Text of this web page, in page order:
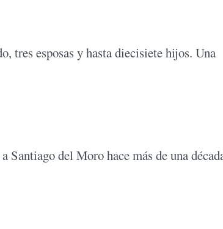
tres esposas y hasta diecisiete hijos. Una
Santiago del Moro hace más de una